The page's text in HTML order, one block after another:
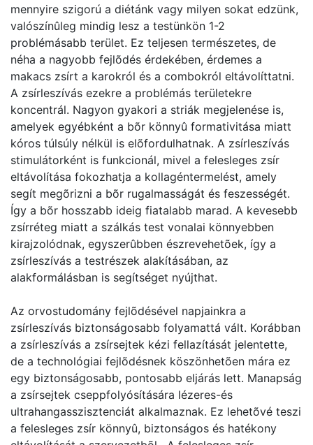
mennyire szigorú a diétánk vagy milyen sokat edzünk,
valószínûleg mindig lesz a testünkön 1-2
problémásabb terület. Ez teljesen természetes, de
néha a nagyobb fejlõdés érdekében, érdemes a
makacs zsírt a karokról és a combokról eltávolíttatni.
A zsírleszívás ezekre a problémás területekre
koncentrál. Nagyon gyakori a striák megjelenése is,
amelyek egyébként a bõr könnyû formativitása miatt
kóros túlsúly nélkül is elõfordulhatnak. A zsírleszívás
stimulátorként is funkcionál, mivel a felesleges zsír
eltávolítása fokozhatja a kollagéntermelést, amely
segít megõrizni a bõr rugalmasságát és feszességét.
Így a bõr hosszabb ideig fiatalabb marad. A kevesebb
zsírréteg miatt a szálkás test vonalai könnyebben
kirajzolódnak, egyszerûbben észrevehetõek, így a
zsírleszívás a testrészek alakításában, az
alakformálásban is segítséget nyújthat.
Az orvostudomány fejlõdésével napjainkra a
zsírleszívás biztonságosabb folyamattá vált. Korábban
a zsírleszívás a zsírsejtek kézi fellazítását jelentette,
de a technológiai fejlõdésnek köszönhetõen mára ez
egy biztonságosabb, pontosabb eljárás lett. Manapság
a zsírsejtek cseppfolyósítására lézeres-és
ultrahangasszisztenciát alkalmaznak. Ez lehetõvé teszi
a felesleges zsír könnyû, biztonságos és hatékony